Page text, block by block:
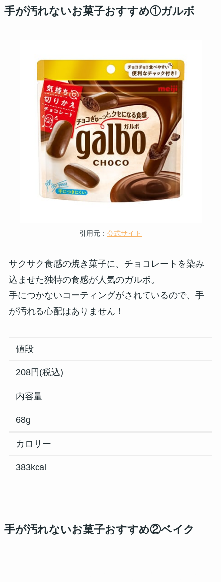
手が汚れないお菓子おすすめ①ガルボ
引用元： 公式サイト
サクサク食感の焼き菓子に、チョコレートを染み
込ませた独特の食感が人気のガルボ。
手につかないコーティングがされているので、手
が汚れる心配はありません！
値段
208円(税込)
内容量
68g
カロリー
383kcal
手が汚れないお菓子おすすめ②ベイク